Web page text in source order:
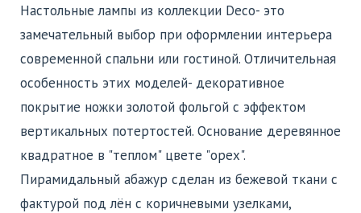
Настольные лампы из коллекции Deco- это
замечательный выбор при оформлении интерьера
современной спальни или гостиной. Отличительная
особенность этих моделей- декоративное
покрытие ножки золотой фольгой с эффектом
вертикальных потертостей. Основание деревянное
квадратное в "теплом" цвете "орех".
Пирамидальный абажур сделан из бежевой ткани с
фактурой под лён с коричневыми узелками,